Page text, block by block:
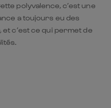
polyvalence, c’est une
a toujours eu des
et c’est ce qui permet de